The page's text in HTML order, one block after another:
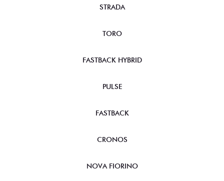
STRADA
TORO
FASTBACK HYBRID
PULSE
FASTBACK
CRONOS
NOVA FIORINO